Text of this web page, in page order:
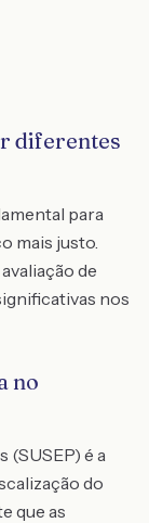
diferentes
para
mais justo.
de
nos
no
(SUSEP) é a
do
que as